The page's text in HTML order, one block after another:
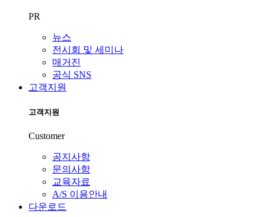
PR
뉴스
전시회 및 세미나
매거진
공식 SNS
고객지원
고객지원
Customer
공지사항
문의사항
교육자료
A/S 이용안내
다운로드